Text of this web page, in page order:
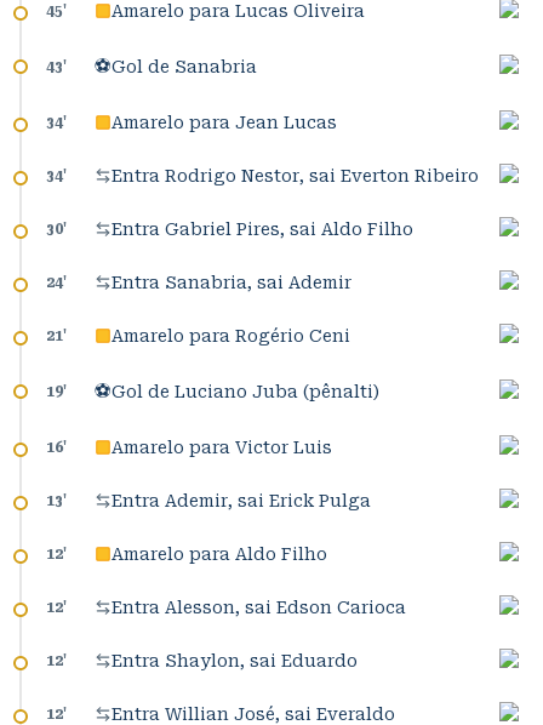
45' Amarelo para Lucas Oliveira
43' ⚽Gol de Sanabria
34' Amarelo para Jean Lucas
34' Entra Rodrigo Nestor, sai Everton Ribeiro
30' Entra Gabriel Pires, sai Aldo Filho
24' Entra Sanabria, sai Ademir
21' Amarelo para Rogério Ceni
19' ⚽Gol de Luciano Juba (pênalti)
16' Amarelo para Victor Luis
13' Entra Ademir, sai Erick Pulga
12' Amarelo para Aldo Filho
12' Entra Alesson, sai Edson Carioca
12' Entra Shaylon, sai Eduardo
12' Entra Willian José, sai Everaldo